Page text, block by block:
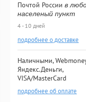
Почтой России в
населеный пункт
4 - 10 дней
подробнее о доставке
Наличными,
Яндекс.Деньги,
VISA/MasterCard
подробнее об оплате